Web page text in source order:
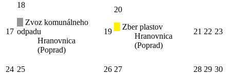
17
18
Zvoz komunálneho
odpadu
Hranovnica
(Poprad)
19
20
Zber plastov
Hranovnica
(Poprad)
21 22 23
24 25 26 27 28 29 30